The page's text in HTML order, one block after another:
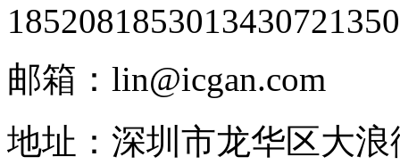
1852081853013430721350
邮箱：lin@icgan.com
地址：深圳市龙华区大